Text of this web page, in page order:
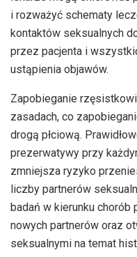
i rozważyć schematy
kontaktów seksualnych
przez pacjenta i
ustąpienia objawów.
Zapobieganie
zasadach, co
drogą płciową.
prezerwatywy przy
zmniejsza ryzyko
liczby partnerów
badań w kierunku chorób
nowych partnerów oraz
seksualnymi na temat